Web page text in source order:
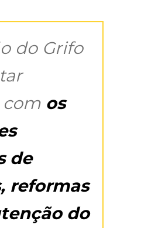
do Grifo
com os
de
reformas
do